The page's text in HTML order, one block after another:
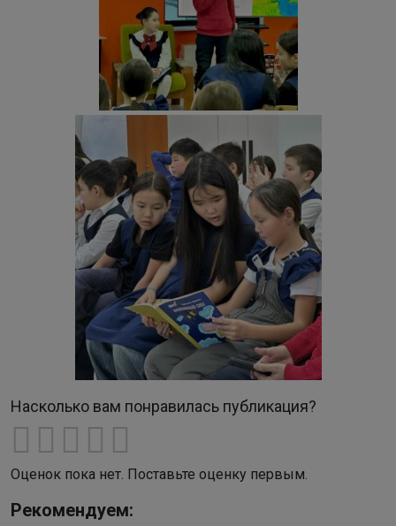
Насколько вам понравилась публикация?
Оценок пока нет. Поставьте оценку первым.
Рекомендуем: